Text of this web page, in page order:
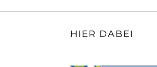
HIER DABEI